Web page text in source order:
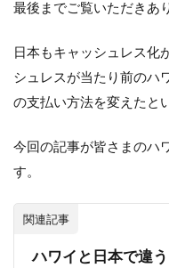
最後までご覧いただきあ
日本もキャッシュレス化
シュレスが当たり前のハ
の支払い方法を変えたと
今回の記事が皆さまのハ
す。
関連記事
ハワイと日本で違